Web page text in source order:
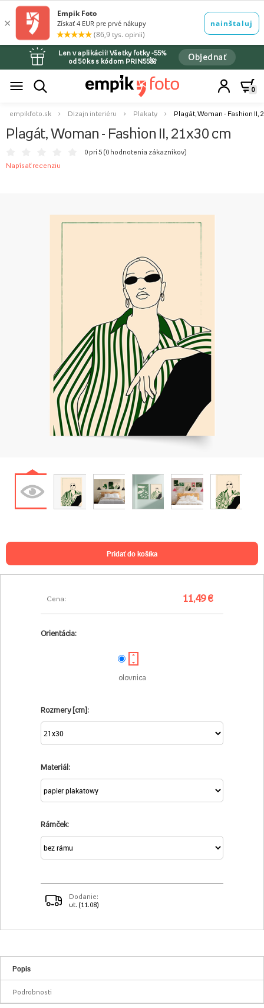
Len v aplikácii! Všetky fotky -55%
od 50 ks s kódom PRIN55🌺
Objednať
0
empikfoto.sk Dizajn interiéru Plakaty Plagát, Woman - Fashion II,
Plagát, Woman - Fashion II, 21x30 cm
0 pri 5 (0 hodnotenia zákazníkov)
Napísať recenziu
Cena: 11,49 €
Orientácia:
olovnica
Rozmery [cm]:
Materiál:
Rámček:
Dodanie:
ut. (11.08)
pridať do košíka
Popis
Podrobnosti